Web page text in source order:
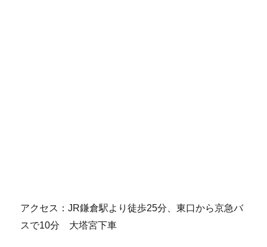
アクセス：JR鎌倉駅より徒歩25分、東口から京急バ
スで10分 大塔宮下車